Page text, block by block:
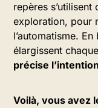
repères
exploration, pour
l’automatisme.
élargissent
précise
Voilà, vous avez